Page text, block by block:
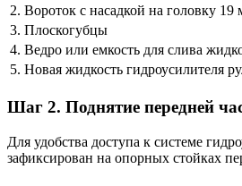
2. Вороток с насадкой на головку 19
3. Плоскогубцы
4. Ведро или емкость для слива
5. Новая жидкость гидроусилителя
Шаг 2. Поднятие передней
Для удобства доступа к системе
зафиксирован на опорных стойках